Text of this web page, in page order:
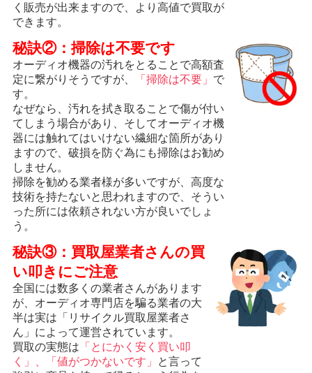
く販売が出来ますので、より高値で買取が
できます。
秘訣②：掃除は不要です
オーディオ機器の汚れをとることで高額査
定に繋がりそうですが、
「掃除は不要」 で
す。
なぜなら、汚れを拭き取ることで傷が付い
てしまう場合があり、そしてオーディオ機
器には触れてはいけない繊細な箇所があり
ますので、破損を防ぐ為にも掃除はお勧め
しません。
掃除を勧める業者様が多いですが、高度な
技術を持たないと思われますので、そうい
った所には依頼されない方が良いでしょ
う。
秘訣③：買取屋業者さんの買
い叩きにご注意
全国には数多くの業者さんがあります
が、オーディオ専門店を騙る業者の大
半は実は「リサイクル買取屋業者さ
ん」によって運営されています。
買取の実態は 「とにかく安く買い叩
く」、「値がつかないです」
と言って